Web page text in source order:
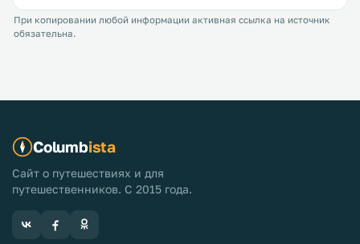
При копировании любой информации активная ссылка на источник
обязательна.
Columbista
Сайт о путешествиях и для
путешественников. С 2015 года.